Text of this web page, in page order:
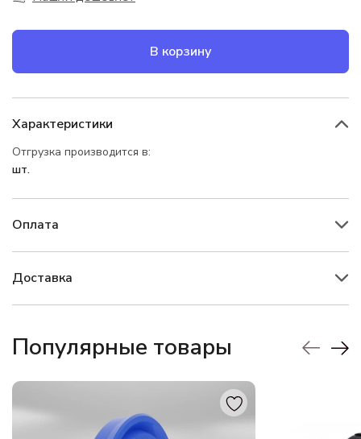
В корзину
Характеристики
Отгрузка производится в:
шт.
Оплата
Доставка
Популярные товары